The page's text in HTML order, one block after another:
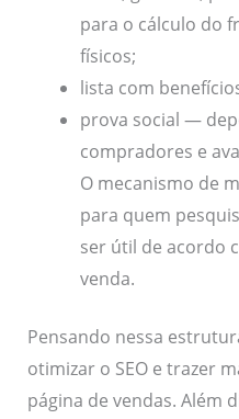
para o cálculo do
físicos;
lista com
prova social —
compradores e
O mecanismo de
para quem
ser útil de acordo
venda.
Pensando nessa
otimizar o SEO e trazer
página de vendas. Além